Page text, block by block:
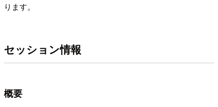
ります。
セッション情報
概要